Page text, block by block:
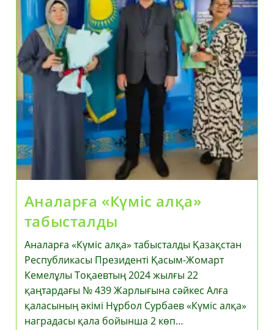
Аналарға «Күміс алқа»
табысталды
Аналарға «Күміс алқа» табысталды Қазақстан
Республикасы Президенті Қасым-Жомарт
Кемелұлы Тоқаевтың 2024 жылғы 22
қаңтардағы № 439 Жарлығына сәйкес Алға
қаласының әкімі Нұрбол Сурбаев «Күміс алқа»
наградасы қала бойынша 2 көп…